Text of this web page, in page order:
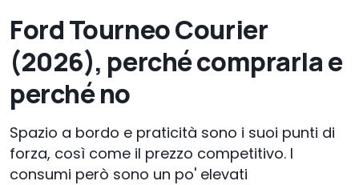
Ford Tourneo Courier
(2026), perché comprarla e
perché no
Spazio a bordo e praticità sono i suoi punti di
forza, così come il prezzo competitivo. I
consumi però sono un po' elevati